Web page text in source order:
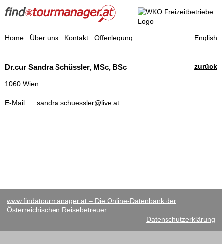
Find a Tourmanager
Home Über uns Kontakt Offenlegung English
zurück
Dr.cur Sandra Schüssler, MSc, BSc
1060 Wien
E-Mail sandra.schuessler@live.at
www.findatourmanager.at – Die Online-Datenbank der
Österreichischen Reisebetreuer
Datenschutzerklärung